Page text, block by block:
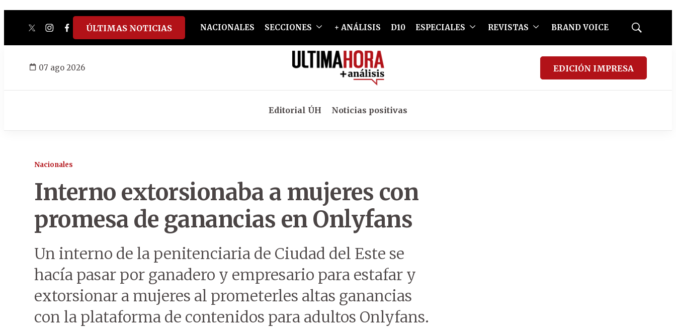
twitterinstagram
facebook
tiktokyoutube
spotify
ÚLTIMAS NOTICIAS NACIONALES SECCIONES + ANÁLISIS D10 ESPECIALES REVISTAS BRAND VOICE
Mostrar
07 ago 2026 EDICIÓN IMPRESA
Editorial ÚH Noticias positivas
Nacionales
Interno extorsionaba a mujeres con
promesa de ganancias en Onlyfans
Un interno de la penitenciaria de Ciudad del Este se
hacía pasar por ganadero y empresario para estafar y
extorsionar a mujeres al prometerles altas ganancias
con la plataforma de contenidos para adultos Onlyfans.